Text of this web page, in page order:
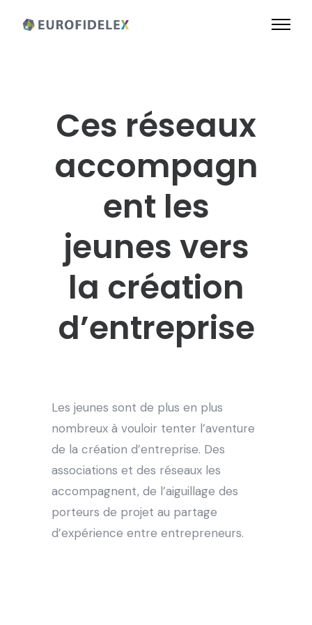
Ces réseaux
accompagn
ent les
jeunes vers
la création
d’entreprise
Les jeunes sont de plus en plus
nombreux à vouloir tenter l’aventure
de la création d’entreprise. Des
associations et des réseaux les
accompagnent, de l’aiguillage des
porteurs de projet au partage
d’expérience entre entrepreneurs.